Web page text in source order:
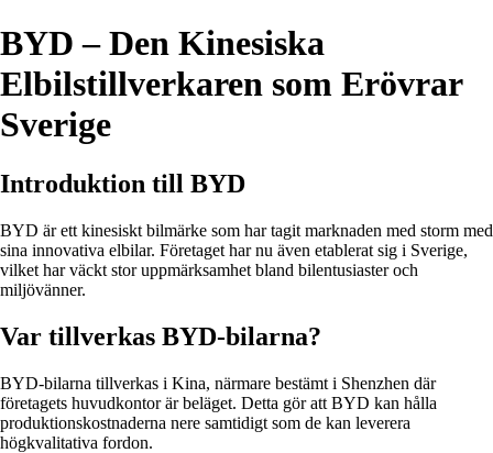
BYD – Den Kinesiska
Elbilstillverkaren som Erövrar
Sverige
Introduktion till BYD
BYD är ett kinesiskt bilmärke som har tagit marknaden med storm med
sina innovativa elbilar. Företaget har nu även etablerat sig i Sverige,
vilket har väckt stor uppmärksamhet bland bilentusiaster och
miljövänner.
Var tillverkas BYD-bilarna?
BYD-bilarna tillverkas i Kina, närmare bestämt i Shenzhen där
företagets huvudkontor är beläget. Detta gör att BYD kan hålla
produktionskostnaderna nere samtidigt som de kan leverera
högkvalitativa fordon.